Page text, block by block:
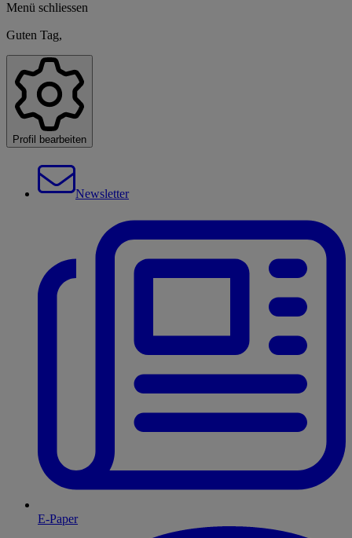
Menü schliessen
Guten Tag,
Profil bearbeiten
Newsletter
E-Paper